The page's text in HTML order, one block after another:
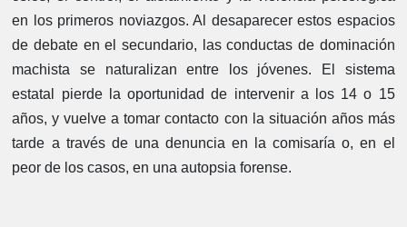
en los primeros noviazgos. Al desaparecer estos espacios
de debate en el secundario, las conductas de dominación
machista se naturalizan entre los jóvenes. El sistema
estatal pierde la oportunidad de intervenir a los 14 o 15
años, y vuelve a tomar contacto con la situación años más
tarde a través de una denuncia en la comisaría o, en el
peor de los casos, en una autopsia forense.